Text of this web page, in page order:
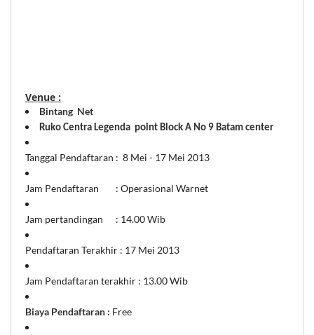
Venue :
Bintang Net
Ruko Centra Legenda point Block A No 9 Batam center
Tanggal Pendaftaran : 8 Mei - 17 Mei 2013
Jam Pendaftaran : Operasional Warnet
Jam pertandingan : 14.00 Wib
Pendaftaran Terakhir : 17 Mei 2013
Jam Pendaftaran terakhir : 13.00 Wib
Biaya Pendaftaran : Free